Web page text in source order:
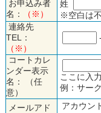
お申込み者
名：
（※）
姓
※空白は
連絡先
TEL：
（※）
コートカレ
ンダー表示
名： （任
意）
ここに入
例：サー
メールアド
アカウン